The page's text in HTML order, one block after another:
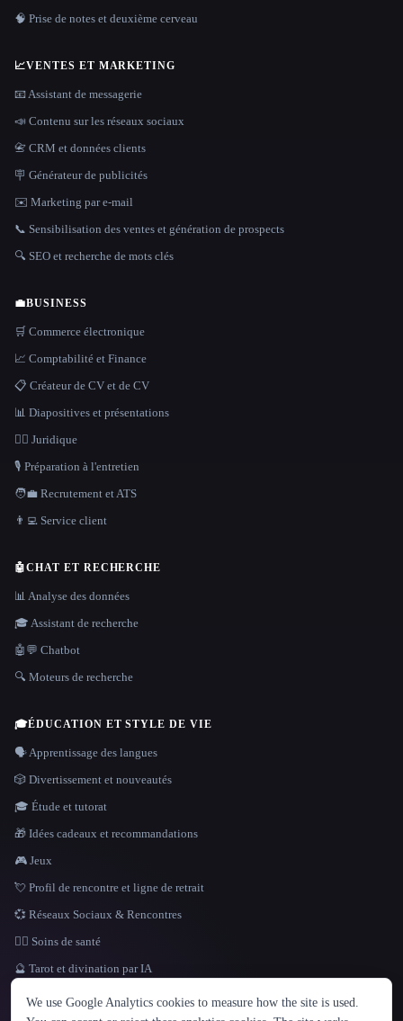
LANGUE
English español Français Русский 简体中文
🧠 Prise de notes et deuxième cerveau
📈VENTES ET MARKETING
📧 Assistant de messagerie
📣 Contenu sur les réseaux sociaux
📇 CRM et données clients
🪧 Générateur de publicités
✉️ Marketing par e-mail
📞 Sensibilisation des ventes et génération de prospects
🔍 SEO et recherche de mots clés
💼BUSINESS
🛒 Commerce électronique
📈 Comptabilité et Finance
📋 Créateur de CV et de CV
📊 Diapositives et présentations
👩‍⚖️ Juridique
🎙️ Préparation à l'entretien
🧑‍💼 Recrutement et ATS
👨‍💻 Service client
🤖CHAT ET RECHERCHE
📊 Analyse des données
🎓 Assistant de recherche
🤖💬 Chatbot
🔍 Moteurs de recherche
🎓ÉDUCATION ET STYLE DE VIE
🗣️ Apprentissage des langues
🎲 Divertissement et nouveautés
🎓 Étude et tutorat
🎁 Idées cadeaux et recommandations
🎮 Jeux
💘 Profil de rencontre et ligne de retrait
💞 Réseaux Sociaux & Rencontres
👩‍⚕️ Soins de santé
🔮 Tarot et divination par IA
We use Google Analytics cookies to measure how the site is used.